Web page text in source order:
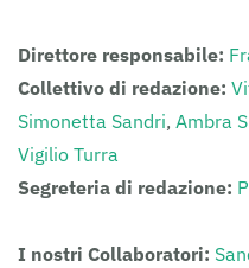
Direttore responsabile:
Collettivo di redazione:
Simonetta Sandri, Ambra
Vigilio Turra
Segreteria di redazione:
I nostri Collaboratori: